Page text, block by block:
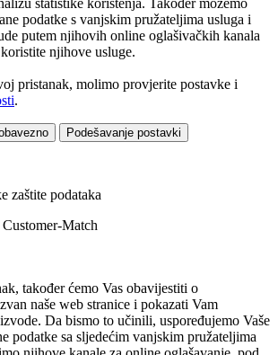
statistike korištenja. Također možemo
podatke s vanjskim pružateljima usluga i
putem njihovih online oglašivačkih kanala
njihove usluge.
pristanak, molimo provjerite postavke i
.
Podešavanje postavki
zaštite podataka
Match
također ćemo Vas obavijestiti o
naše web stranice i pokazati Vam
Da bismo to učinili, uspoređujemo Vaše
podatke sa sljedećim vanjskim pružateljima